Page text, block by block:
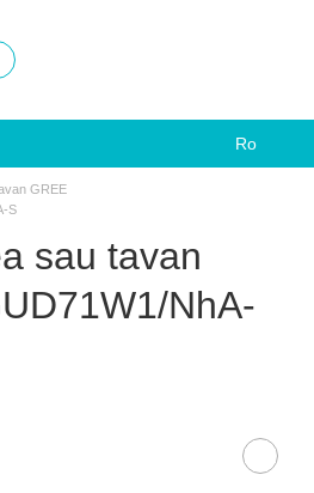
Ro
GREE
S
sau tavan
NhA-